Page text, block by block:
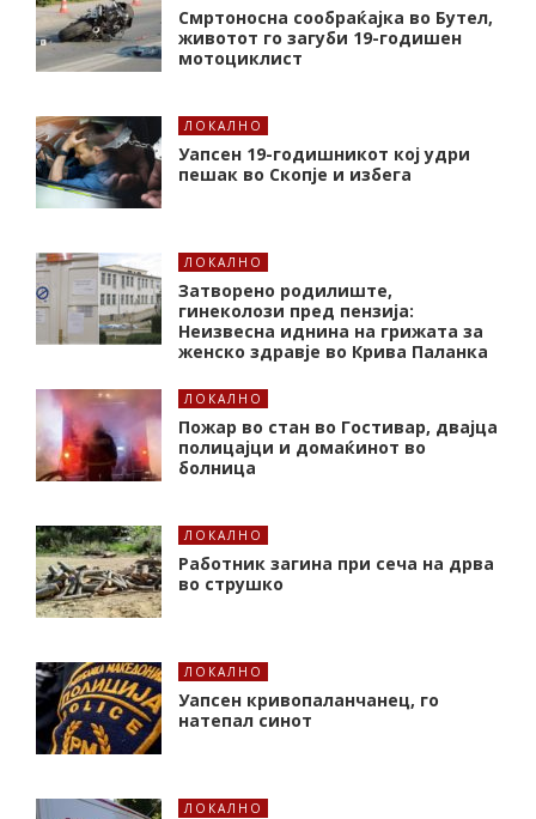
Смртоносна сообраќајка во Бутел,
животот го загуби 19-годишен
мотоциклист
ЛОКАЛНО
Уапсен 19-годишникот кој удри
пешак во Скопје и избега
ЛОКАЛНО
Затворено родилиште,
гинеколози пред пензија:
Неизвесна иднина на грижата за
женско здравје во Крива Паланка
ЛОКАЛНО
Пожар во стан во Гостивар, двајца
полицајци и домаќинот во
болница
ЛОКАЛНО
Работник загина при сеча на дрва
во струшко
ЛОКАЛНО
Уапсен кривопаланчанец, го
натепал синот
ЛОКАЛНО